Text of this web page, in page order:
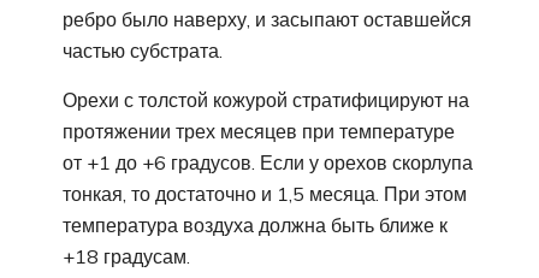
ребро было наверху, и засыпают оставшейся
частью субстрата.
Орехи с толстой кожурой стратифицируют на
протяжении трех месяцев при температуре
от +1 до +6 градусов. Если у орехов скорлупа
тонкая, то достаточно и 1,5 месяца. При этом
температура воздуха должна быть ближе к
+18 градусам.